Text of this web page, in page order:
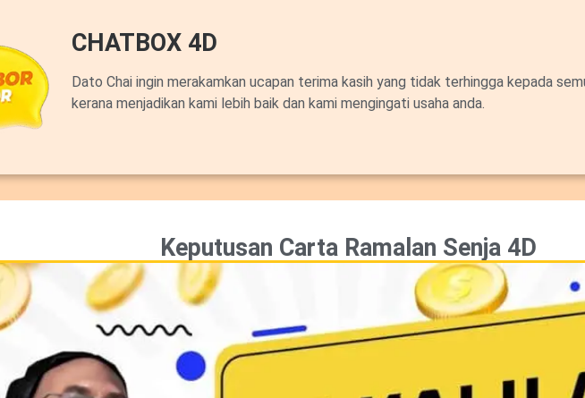
CHATBOX 4D
Dato Chai ingin merakamkan ucapan terima kasih yang tidak terhingga kepada
kerana menjadikan kami lebih baik dan kami mengingati usaha anda.
Keputusan Carta Ramalan Senja 4D